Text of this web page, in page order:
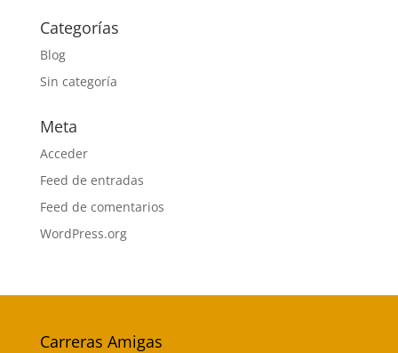
Categorías
Blog
Sin categoría
Meta
Acceder
Feed de entradas
Feed de comentarios
WordPress.org
Carreras Amigas